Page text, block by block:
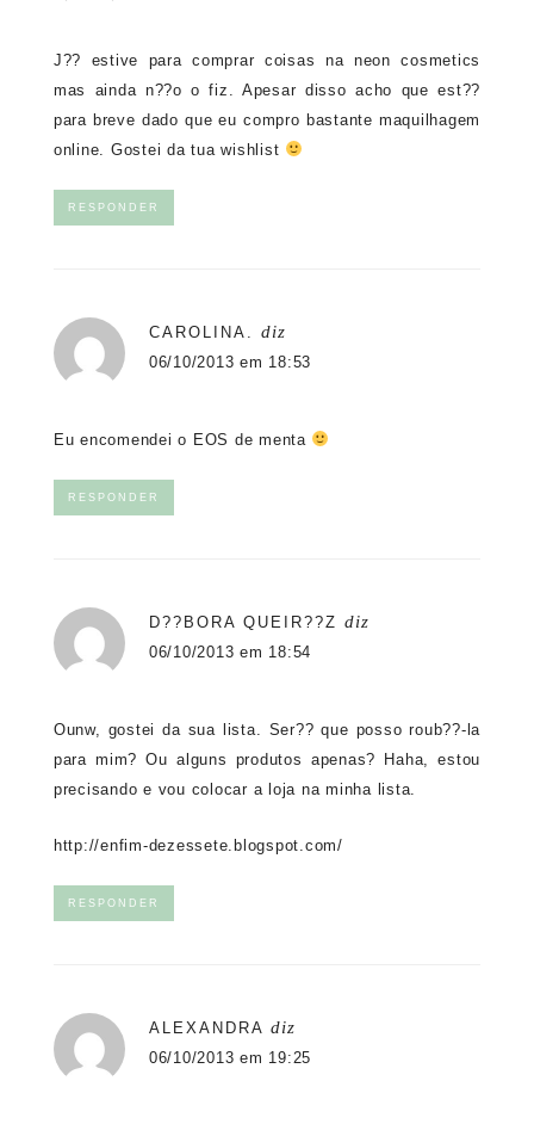
J?? estive para comprar coisas na neon cosmetics
mas ainda n??o o fiz. Apesar disso acho que est??
para breve dado que eu compro bastante maquilhagem
online. Gostei da tua wishlist
RESPONDER
CAROLINA. diz
06/10/2013 em 18:53
Eu encomendei o EOS de menta
RESPONDER
D??BORA QUEIR??Z diz
06/10/2013 em 18:54
Ounw, gostei da sua lista. Ser?? que posso roub??-la
para mim? Ou alguns produtos apenas? Haha, estou
precisando e vou colocar a loja na minha lista.
http://enfim-dezessete.blogspot.com/
RESPONDER
ALEXANDRA diz
06/10/2013 em 19:25